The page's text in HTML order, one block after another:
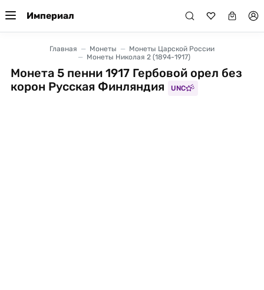
Империал
Главная Монеты
Монеты Царской России
Монеты Николая 2 (1894-1917)
Монета 5 пенни 1917 Гербовой орел без
корон Русская Финляндия
UNC